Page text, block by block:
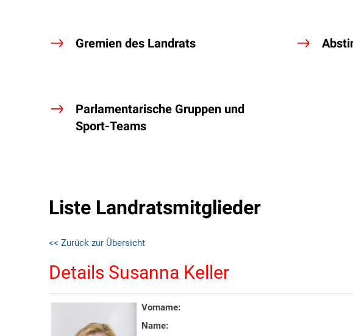
Gremien des Landrats
Parlamentarische Gruppen und
Sport-Teams
Liste Landratsmitglieder